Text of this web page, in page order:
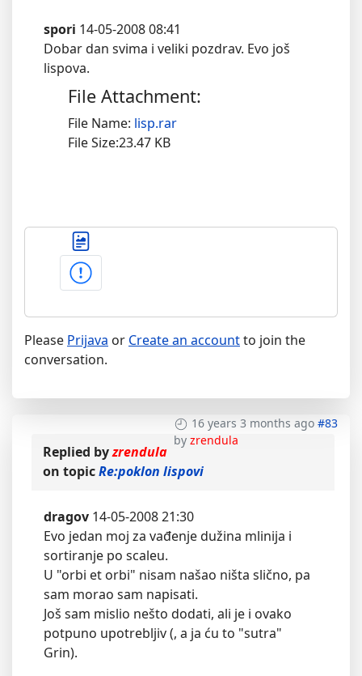
spori 14-05-2008 08:41
Dobar dan svima i veliki pozdrav. Evo još
lispova.
File Attachment:
File Name: lisp.rar
File Size:23.47 KB
Please Prijava or Create an accountto join the
conversation.
16 years 3 months ago #83
by zrendula
Replied byzrendula
on topicRe:poklon lispovi
dragov 14-05-2008 21:30
Evo jedan moj za vađenje dužina mlinija i
sortiranje po scaleu.
U "orbi et orbi" nisam našao ništa slično, pa
sam morao sam napisati.
Još sam mislio nešto dodati, ali je i ovako
potpuno upotrebljiv (, a ja ću to "sutra"
Grin).